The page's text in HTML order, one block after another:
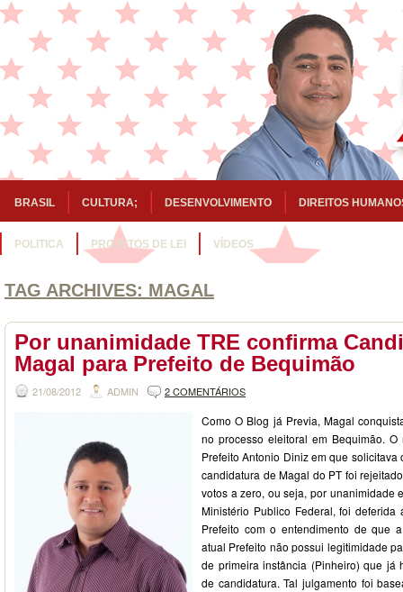
BRASIL CULTURA; DESENVOLVIMENTO DIREITOS
POLITICA PROJETOS DE LEI VÍDEOS
TAG ARCHIVES: MAGAL
Por unanimidade TRE confirma
Magal para Prefeito de Bequimão
21/08/2012 ADMIN 2 COMENTÁRIOS
Como O Blog já Previa, Magal
no processo eleitoral em Bequimão.
Prefeito Antonio Diniz em que
candidatura de Magal do PT foi
votos a zero, ou seja, por unanimidade
Ministério Publico Federal, foi
Prefeito com o entendimento de que
atual Prefeito não possui legitimidade
de primeira instância (Pinheiro) que já
de candidatura. Tal julgamento foi